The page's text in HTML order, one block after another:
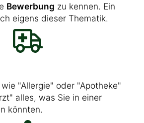
Bewerbung zu kennen. Ein
eigens dieser Thematik.
"Allergie" oder "Apotheke"
alles, was Sie in einer
könnten.